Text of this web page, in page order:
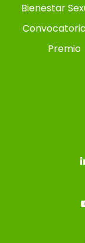
Bienestar
Premio